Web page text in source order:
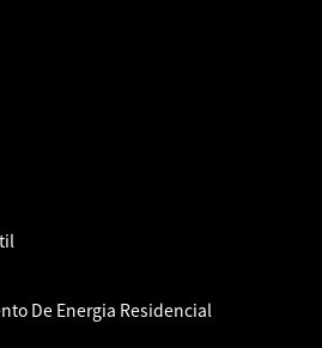
De Energia Residencial